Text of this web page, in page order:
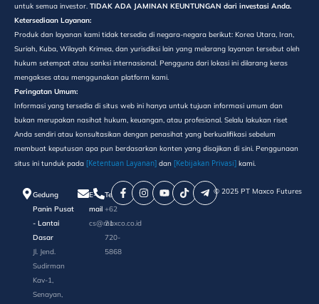
untuk semua investor. TIDAK ADA JAMINAN KEUNTUNGAN dari investasi Anda.
Ketersediaan Layanan:
Produk dan layanan kami tidak tersedia di negara-negara berikut: Korea Utara, Iran,
Suriah, Kuba, Wilayah Krimea, dan yurisdiksi lain yang melarang layanan tersebut oleh
hukum setempat atau sanksi internasional. Pengguna dari lokasi ini dilarang keras
mengakses atau menggunakan platform kami.
Peringatan Umum:
Informasi yang tersedia di situs web ini hanya untuk tujuan informasi umum dan
bukan merupakan nasihat hukum, keuangan, atau profesional. Selalu lakukan riset
Anda sendiri atau konsultasikan dengan penasihat yang berkualifikasi sebelum
membuat keputusan apa pun berdasarkan konten yang disajikan di sini. Penggunaan
situs ini tunduk pada [Ketentuan Layanan] dan [Kebijakan Privasi] kami.
Gedung
Panin Pusat
- Lantai
Dasar
Jl. Jend.
Sudirman
Kav-1,
Senayan,
E-
mail
cs@maxco.co.id
Telepon
+62
21
720-
5868
©️ 2025 PT Maxco Futures